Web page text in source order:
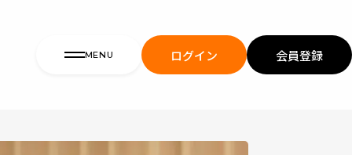
MENU ログイン 会員登録